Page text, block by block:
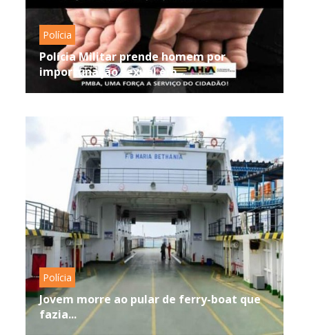
Polícia
Polícia Militar prende homem por
importunação sexual em...
Polícia
Jovem morre ao pular de ferry-boat que
fazia...